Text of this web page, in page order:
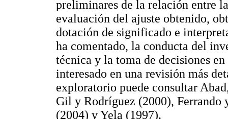
preliminares de la relación entre
evaluación del ajuste obtenido,
dotación de significado e
ha comentado, la conducta del
técnica y la toma de decisiones
interesado en una revisión más
exploratorio puede consultar
Gil y Rodríguez (2000), Ferrando
(2004) y Yela (1997).